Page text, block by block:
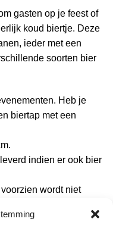
gasten op je feest of
koud biertje. Deze
ieder met een
soorten bier
Heb je
biertap met een
indien er ook bier
wordt niet